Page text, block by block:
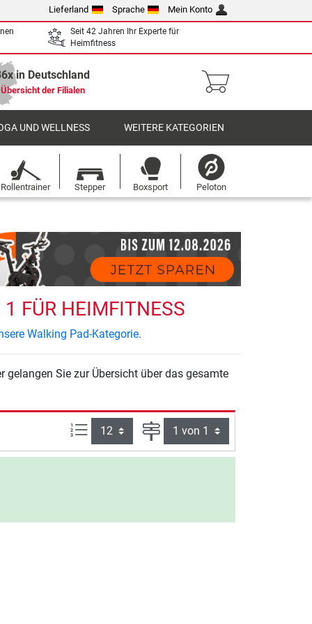
Lieferland Sprache Mein Konto
Seit 42 Jahren Ihr Experte für
Heimfitness
in Deutschland
Übersicht der Filialen
UND WELLNESS WEITERE KATEGORIEN
Rollentrainer Stepper Boxsport Peloton
FÜR HEIMFITNESS
Walking Pad-Kategorie.
Sie zur Übersicht über das gesamte
Artikel pro Seite: Seite